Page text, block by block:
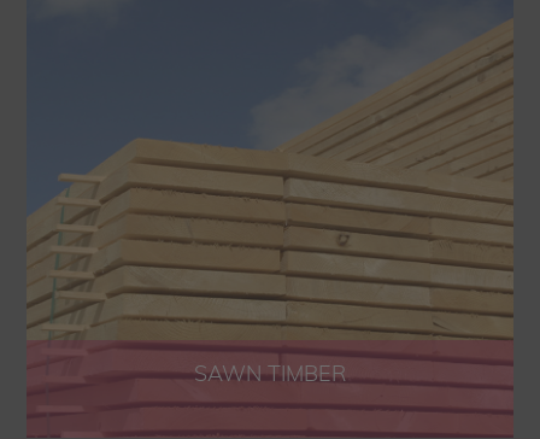
SAWN TIMBER